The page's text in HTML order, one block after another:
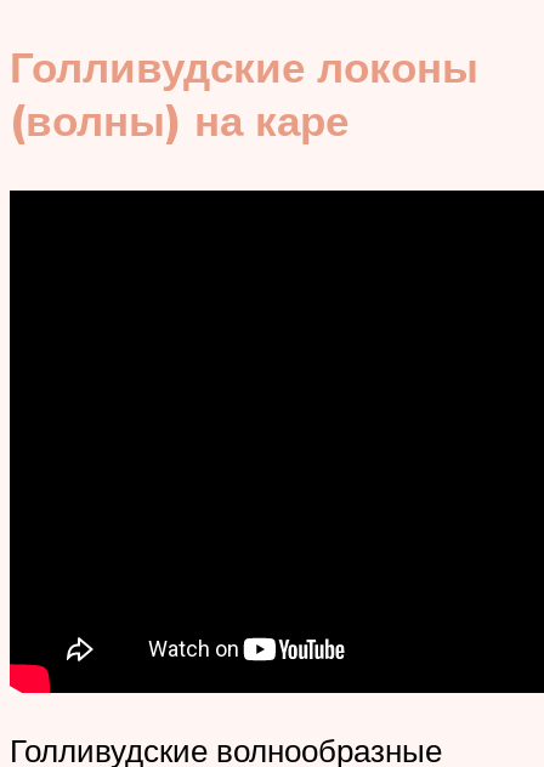
Голливудские локоны
(волны) на каре
Голливудские волнообразные